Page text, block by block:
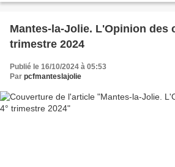
Mantes-la-Jolie. L'Opinion des
trimestre 2024
Publié le 16/10/2024 à 05:53
Par pcfmanteslajolie